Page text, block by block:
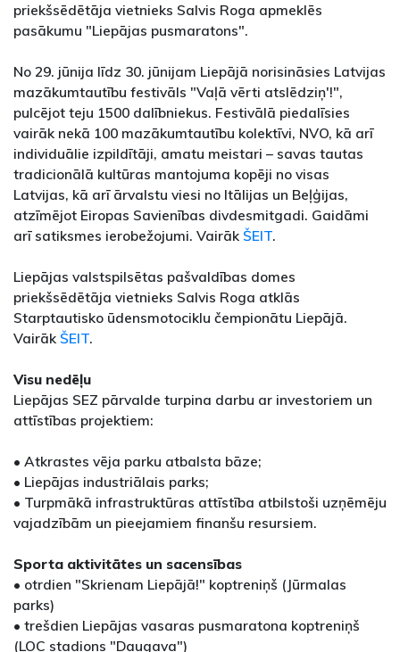
priekšsēdētāja vietnieks Salvis Roga apmeklēs
pasākumu "Liepājas pusmaratons".
No 29. jūnija līdz 30. jūnijam Liepājā norisināsies Latvijas
mazākumtautību festivāls "Vaļā vērti atslēdziņ'!",
pulcējot teju 1500 dalībniekus. Festivālā piedalīsies
vairāk nekā 100 mazākumtautību kolektīvi, NVO, kā arī
individuālie izpildītāji, amatu meistari – savas tautas
tradicionālā kultūras mantojuma kopēji no visas
Latvijas, kā arī ārvalstu viesi no Itālijas un Beļģijas,
atzīmējot Eiropas Savienības divdesmitgadi. Gaidāmi
arī satiksmes ierobežojumi. Vairāk ŠEIT.
Liepājas valstspilsētas pašvaldības domes
priekšsēdētāja vietnieks Salvis Roga atklās
Starptautisko ūdensmotociklu čempionātu Liepājā.
Vairāk ŠEIT.
Visu nedēļu
Liepājas SEZ pārvalde turpina darbu ar investoriem un
attīstības projektiem:
• Atkrastes vēja parku atbalsta bāze;
• Liepājas industriālais parks;
• Turpmākā infrastruktūras attīstība atbilstoši uzņēmēju
vajadzībām un pieejamiem finanšu resursiem.
Sporta aktivitātes un sacensības
• otrdien "Skrienam Liepājā!" koptreniņš (Jūrmalas
parks)
• trešdien Liepājas vasaras pusmaratona koptreniņš
(LOC stadions "Daugava")